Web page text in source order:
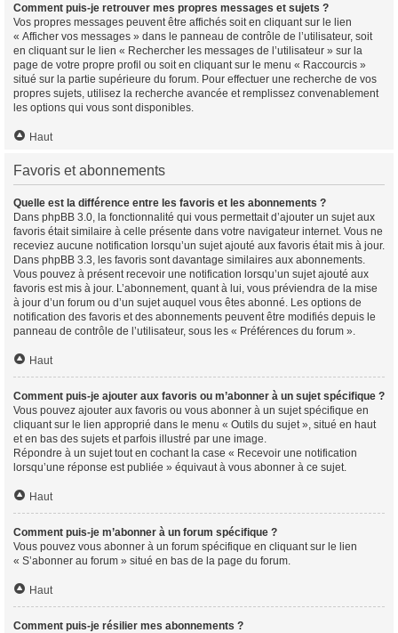
Comment puis-je retrouver mes propres messages et sujets ?
Vos propres messages peuvent être affichés soit en cliquant sur le lien
« Afficher vos messages » dans le panneau de contrôle de l’utilisateur, soit
en cliquant sur le lien « Rechercher les messages de l’utilisateur » sur la
page de votre propre profil ou soit en cliquant sur le menu « Raccourcis »
situé sur la partie supérieure du forum. Pour effectuer une recherche de vos
propres sujets, utilisez la recherche avancée et remplissez convenablement
les options qui vous sont disponibles.
Haut
Favoris et abonnements
Quelle est la différence entre les favoris et les abonnements ?
Dans phpBB 3.0, la fonctionnalité qui vous permettait d’ajouter un sujet aux
favoris était similaire à celle présente dans votre navigateur internet. Vous ne
receviez aucune notification lorsqu’un sujet ajouté aux favoris était mis à jour.
Dans phpBB 3.3, les favoris sont davantage similaires aux abonnements.
Vous pouvez à présent recevoir une notification lorsqu’un sujet ajouté aux
favoris est mis à jour. L’abonnement, quant à lui, vous préviendra de la mise
à jour d’un forum ou d’un sujet auquel vous êtes abonné. Les options de
notification des favoris et des abonnements peuvent être modifiés depuis le
panneau de contrôle de l’utilisateur, sous les « Préférences du forum ».
Haut
Comment puis-je ajouter aux favoris ou m’abonner à un sujet spécifique ?
Vous pouvez ajouter aux favoris ou vous abonner à un sujet spécifique en
cliquant sur le lien approprié dans le menu « Outils du sujet », situé en haut
et en bas des sujets et parfois illustré par une image.
Répondre à un sujet tout en cochant la case « Recevoir une notification
lorsqu’une réponse est publiée » équivaut à vous abonner à ce sujet.
Haut
Comment puis-je m’abonner à un forum spécifique ?
Vous pouvez vous abonner à un forum spécifique en cliquant sur le lien
« S’abonner au forum » situé en bas de la page du forum.
Haut
Comment puis-je résilier mes abonnements ?